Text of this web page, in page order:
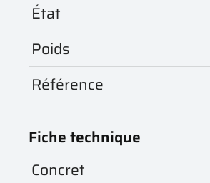
État
Poids
Référence
Fiche technique
Concret